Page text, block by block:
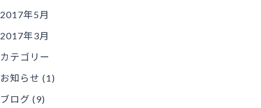
2017年5月
2017年3月
カテゴリー
お知らせ (1)
ブログ (9)